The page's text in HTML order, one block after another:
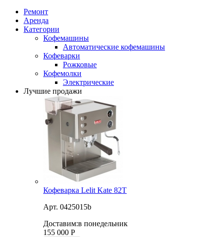
Ремонт
Аренда
Категории
Кофемашины
Автоматические кофемашины
Кофеварки
Рожковые
Кофемолки
Электрические
Лучшие продажи
Кофеварка Lelit Kate 82T
Арт. 0425015b
Доставим:в понедельник
155 000 Р